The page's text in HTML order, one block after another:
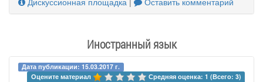
Иностранный язык
Дата публикации: 15.03.2017 г.
Оцените материал
Средняя оценка: 1 (Всего: 3)